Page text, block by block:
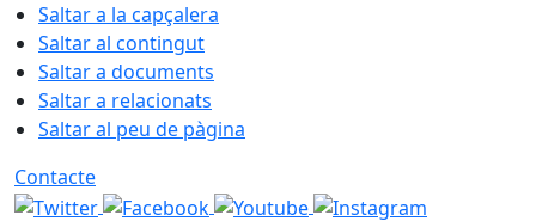
Saltar a la capçalera
Saltar al contingut
Saltar a documents
Saltar a relacionats
Saltar al peu de pàgina
Contacte